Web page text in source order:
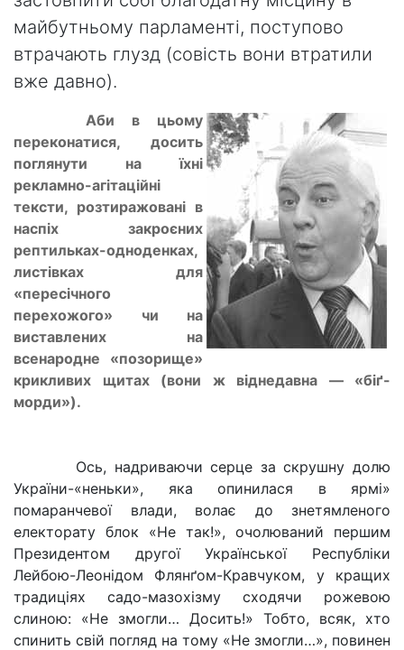
майбутньому парламенті, поступово
втрачають глузд (совість вони втратили
вже давно).
Аби в цьому
переконатися, досить
поглянути на їхні
рекламно-агітаційні
тексти, розтиражовані в
наспіх закроєних
рептильках-одноденках,
листівках для
«пересічного
перехожого» чи на
виставлених на
всенародне «позорище»
крикливих щитах (вони ж віднедавна — «біґ-
морди»).
Ось, надриваючи серце за скрушну долю
України-«неньки», яка опинилася в ярмі»
помаранчевої влади, волає до знетямленого
електорату блок «Не так!», очолюваний першим
Президентом другої Української Республіки
Лейбою-Леонідом Флянґом-Кравчуком, у кращих
традиціях садо-мазохізму сходячи рожевою
слиною: «Не змогли… Досить!» Тобто, всяк, хто
спинить свій погляд на тому «Не змогли…», повинен